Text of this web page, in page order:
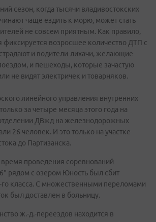
сезон, когда тысячи владивостокских
чаще ездить к морю, может стать
не совсем приятным. Как правило,
фиксируется возросшее количество ДТП с
и водители-лихачи, желающие
и пешеходы, которые зачастую
не видят электричек и товарняков.
линейного управления внутренних
за четыре месяца этого года на
ДВжд на железнодорожных
26 человек. И это только на участке
до Партизанска.
время проведения соревнований
рядом с озером Юность был сбит
го класса. С множественными переломами
был доставлен в больницу.
ж.-д.-переездов находится в